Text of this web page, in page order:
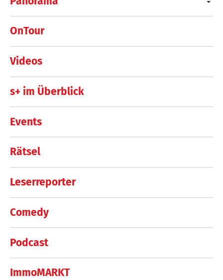
OnTour
Videos
s+ im Überblick
Events
Rätsel
Leserreporter
Comedy
Podcast
ImmoMARKT